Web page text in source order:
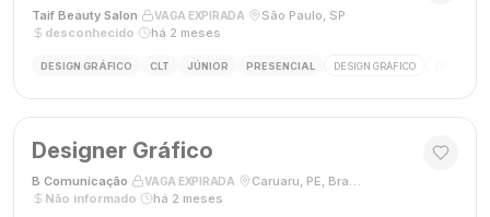
Taif Beauty Salon VAGA EXPIRADA São Paulo, SP
desconhecido
há 2 meses
DESIGN GRÁFICO CLT JÚNIOR PRESENCIAL DESIGN GRÁFICO
Designer Gráfico
B Comunicação VAGA EXPIRADA Caruaru, PE, Brasil
Não informado
há 2 meses